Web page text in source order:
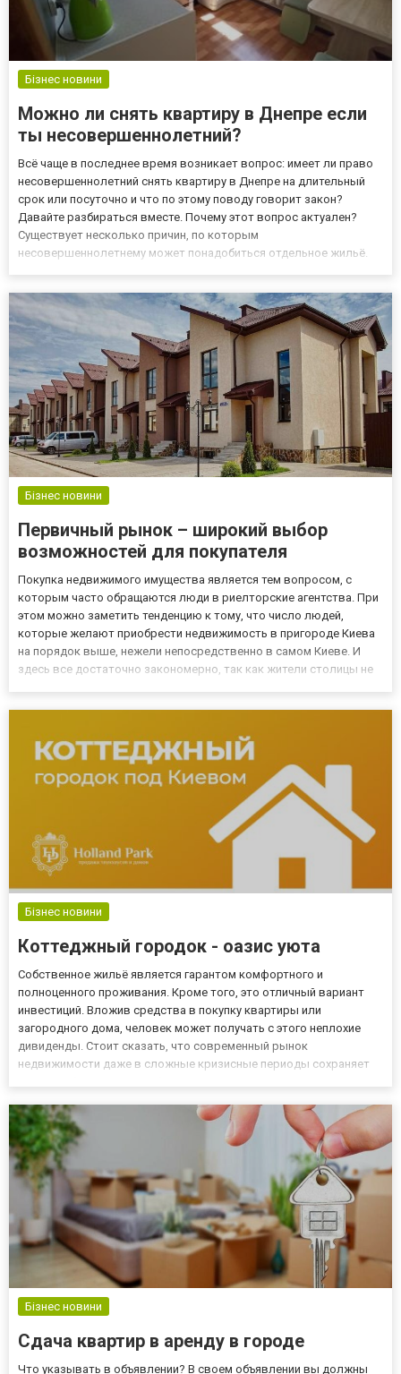
Бізнес новини
Можно ли снять квартиру в Днепре если
ты несовершеннолетний?
Всё чаще в последнее время возникает вопрос: имеет ли право
несовершеннолетний снять квартиру в Днепре на длительный
срок или посуточно и что по этому поводу говорит закон?
Давайте разбираться вместе. Почему этот вопрос актуален?
Существует несколько причин, по которым
несовершеннолетнему может понадобиться отдельное жильё.
совершеннолетними считаются тольк...
Бізнес новини
Первичный рынок – широкий выбор
возможностей для покупателя
Покупка недвижимого имущества является тем вопросом, с
которым часто обращаются люди в риелторские агентства. При
этом можно заметить тенденцию к тому, что число людей,
которые желают приобрести недвижимость в пригороде Киева
на порядок выше, нежели непосредственно в самом Киеве. И
здесь все достаточно закономерно, так как жители столицы не
Бізнес новини
Коттеджный городок - оазис уюта
Собственное жильё является гарантом комфортного и
полноценного проживания. Кроме того, это отличный вариант
инвестиций. Вложив средства в покупку квартиры или
загородного дома, человек может получать с этого неплохие
дивиденды. Стоит сказать, что современный рынок
недвижимости даже в сложные кризисные периоды сохраняет
стоимостью жилья многие...
Бізнес новини
Сдача квартир в аренду в городе
Что указывать в объявлении? В своем объявлении вы должны